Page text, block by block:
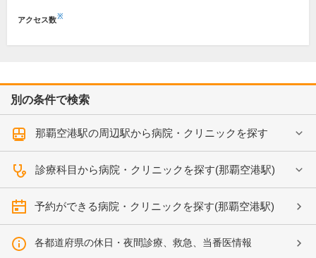
アクセス数※
別の条件で検索
那覇空港駅の周辺駅から病院・クリニックを探す
診療科目から病院・クリニックを探す(那覇空港駅)
予約ができる病院・クリニックを探す(那覇空港駅)
各都道府県の休日・夜間診療、救急、当番医情報